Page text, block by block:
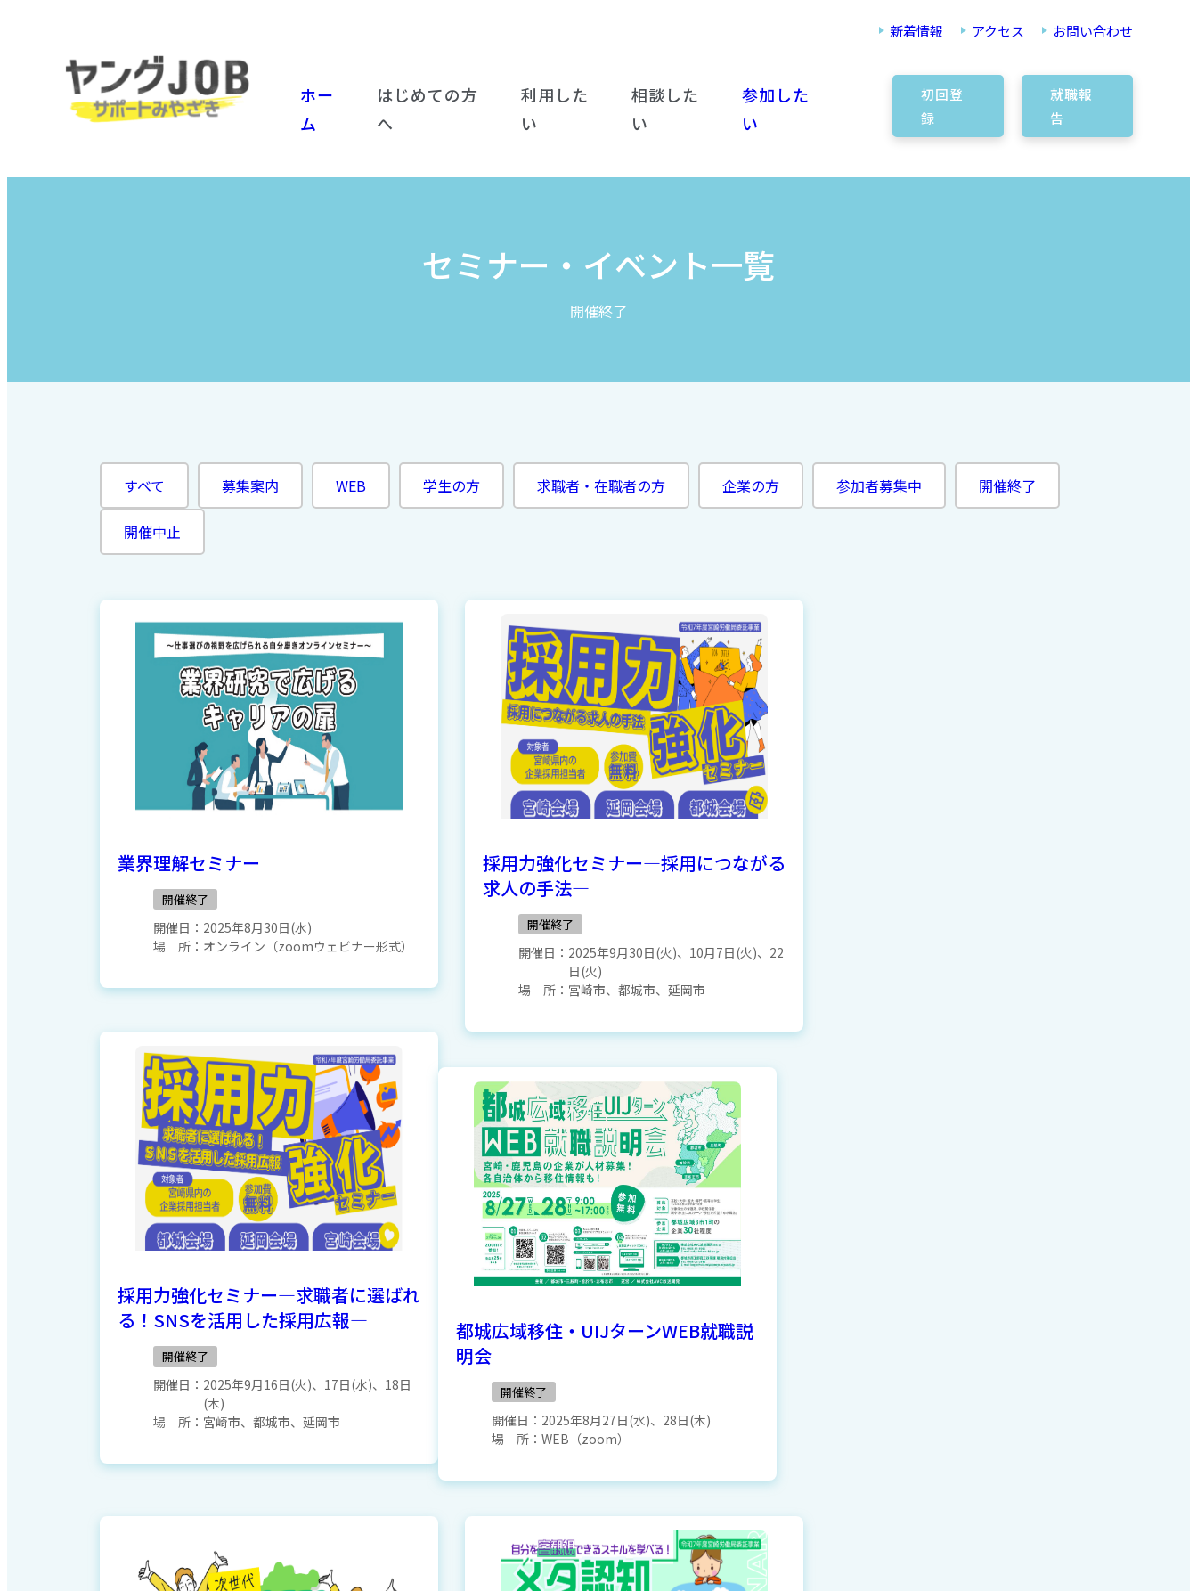
新着情報 アクセス お問い合わせ
ホー
ム
はじめての方
へ
利用した
い
相談した
い
参加した
い
初回登
録
就職報
告
セミナー・イベント一覧
開催終了
すべて 募集案内 WEB 学生の方 求職者・在職者の方 企業の方 参加者募集中 開催終了
開催中止
業界理解セミナー
開催終了
開催日： 2025年8月30日(水)
場 所： オンライン（zoomウェビナー形式）
採用力強化セミナー―採用につながる
求人の手法―
開催終了
開催日： 2025年9月30日(火)、10月7日(火)、22
日(火)
場 所： 宮崎市、都城市、延岡市
採用力強化セミナー―求職者に選ばれ
る！SNSを活用した採用広報―
開催終了
開催日： 2025年9月16日(火)、17日(水)、18日
(木)
場 所： 宮崎市、都城市、延岡市
都城広域移住・UIJターンWEB就職説
明会
開催終了
開催日： 2025年8月27日(水)、28日(木)
場 所： WEB（zoom）